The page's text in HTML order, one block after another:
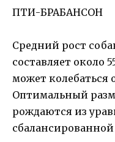
Средний рост
составляет около
может колебаться
Оптимальный
рождаются из